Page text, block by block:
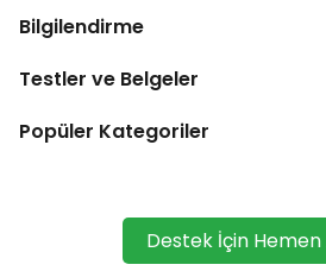
Bilgilendirme
Testler ve Belgeler
Popüler Kategoriler
Destek İçin Hemen